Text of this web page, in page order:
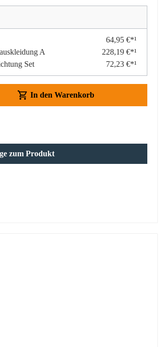
64,95 €*¹
A
228,19 €*¹
Set
72,23 €*¹
Wert ein oder benutze die Schaltflächen um die Anzahl
In den Warenkorb
zum Produkt